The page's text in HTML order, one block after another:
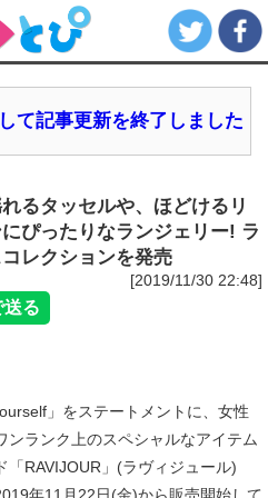
て記事更新を終了しました
るタッセルや、ほどけるリ
ぴったりなランジェリー! ラ
レクションを発売
[2019/11/30 22:48]
」をステートメントに、女性
ランク上のスペシャルなアイテム
「RAVIJOUR」(ラヴィジュール)